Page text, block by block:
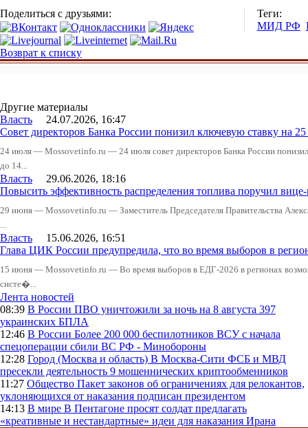
Поделиться с друзьями:
Теги:
МИД РФ
Возврат к списку
Другие материалы
Власть 24.07.2026, 16:47
Совет директоров Банка России понизил ключевую ставку на
24 июля — Mossovetinfo.ru — 24 июля совет директоров Банка России
до 14...
Власть 29.06.2026, 18:16
Повысить эффективность распределения топлива поручил
29 июня — Mossovetinfo.ru — Заместитель Председателя Правительства
...
Власть 15.06.2026, 16:51
Глава ЦИК России предупредила, что во время выборов в
15 июня — Mossovetinfo.ru — Во время выборов в ЕДГ-2026 в регионах
систе�...
Лента новостей
08:39 В России ПВО уничтожили за ночь на 8 августа 397
украинских БПЛА
12:46 В России Более 200 000 беспилотников ВСУ с начала
спецоперации сбили ВС РФ - Минобороны
12:28 Город (Москва и область) В Москва-Сити ФСБ и МВД
пресекли деятельность 9 мошеннических криптообменников
11:27 Общество Пакет законов об ограничениях для релокантов,
уклоняющихся от наказания подписан президентом
14:13 В мире В Пентагоне просят солдат предлагать
«креативные и нестандартные» идеи для наказания Ирана